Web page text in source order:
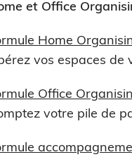
et Office
Home
vos espaces de
Office
votre pile de